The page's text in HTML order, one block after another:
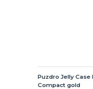
Puzdro Jelly Case
Compact gold